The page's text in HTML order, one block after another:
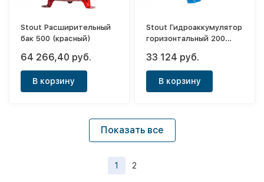
Stout Расширительный
бак 500 (красный)
64 266,40 руб.
В корзину
Stout Гидроаккумулятор
горизонтальный 200
33 124 руб.
В корзину
Показать все
1 2